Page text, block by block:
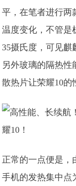
平，在笔者进行两
温度变化，不管是
35摄氏度，可见麒
另外玻璃的隔热性
散热片让荣耀10的
正常的一点便是，
手机的发热集中点